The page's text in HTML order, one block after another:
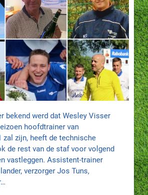
bekend werd dat Wesley Visser
hoofdtrainer van
zal zijn, heeft de technische
de rest van de staf voor volgend
vastleggen. Assistent-trainer
verzorger Jos Tuns,